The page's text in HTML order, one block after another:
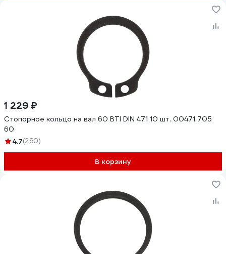
1 229 ₽
Стопорное кольцо на вал 60 BTI DIN 471 10 шт. 00471 705
60
4.7(260)
В корзину